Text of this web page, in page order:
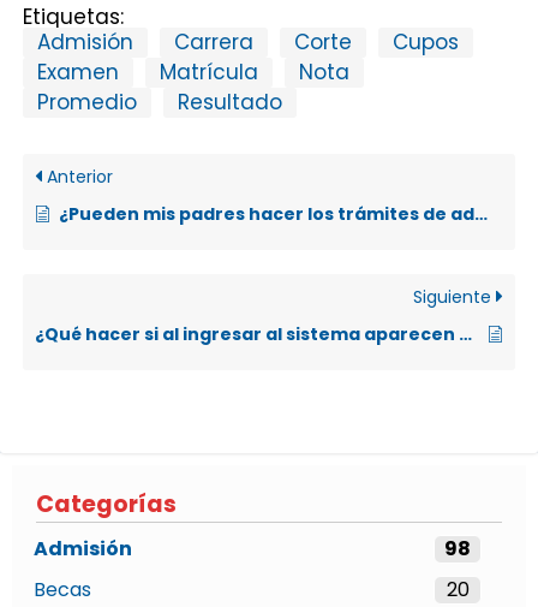
Categorías
Admisión
98
Becas
20
Etiquetas:
Admisión
Carrera Corte
Cupos
Examen
Matrícula
Nota
Promedio
Resultado
Anterior
¿Pueden mis padres hacer los trámites de admisión en mi lugar?
Siguiente
¿Qué hacer si al ingresar al sistema aparecen mensajes como “no se encuentra el postulante”, o frases que uno no entiende?